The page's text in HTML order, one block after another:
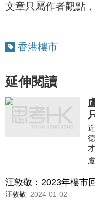
文章只屬作者觀點
香港樓市
延伸閱讀
汪敦敬：2023年樓市
汪敦敬 2024-01-02